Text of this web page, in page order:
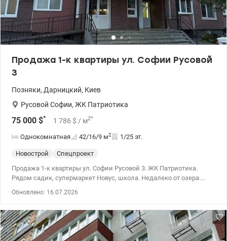
Продажа 1-к квартиры ул. Софии Русовой
3
Позняки, Дарницкий, Киев
Русовой Софии, ЖК Патриотика
75 000 $* 1 786 $ / м2*
Однокомнатная 42/16/9 м2 1/25 эт.
Новострой
Спецпроект
Продажа 1-к квартиры ул. Софии Русовой 3. ЖК Патриотика.
Рядом садик, супермаркет Новус, школа. Недалеко от озера.
Обновлено: 16.07.2026